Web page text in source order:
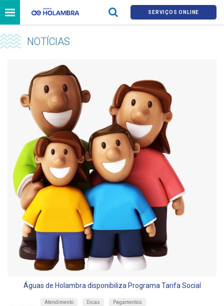
SERVIÇOS ONLINE
NOTÍCIAS
Águas de Holambra disponibiliza Programa Tarifa Social
Atendimento Dicas Pagamentos